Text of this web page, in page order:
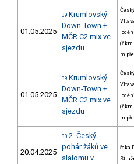
01.05.2025
39 Krumlovský
Down-Town +
MČR C2 mix ve
sjezdu
(ř.km
m
01.05.2025
39 Krumlovský
Down-Town +
MČR C2 mix ve
sjezdu
(ř.km
m
20.04.2025
30 2. Český
pohár žáků ve
slalomu v
řeka